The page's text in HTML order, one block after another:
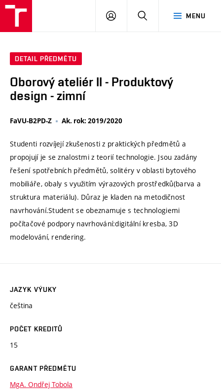
MENU
PŘIHLÁSIT
DETAIL PŘEDMĚTU
Oborový ateliér II - Produktový
design - zimní
FaVU-B2PD-Z Ak. rok: 2019/2020
Studenti rozvíjejí zkušenosti z praktických předmětů a
propojují je se znalostmi z teorií technologie. Jsou zadány
řešení spotřebních předmětů, solitéry v oblasti bytového
mobiliáře, obaly s využitím výrazových prostředků(barva a
struktura materiálu). Důraz je kladen na metodičnost
navrhování.Student se obeznamuje s technologiemi
počítačové podpory navrhování:digitální kresba, 3D
modelování, rendering.
JAZYK VÝUKY
čeština
POČET KREDITŮ
15
GARANT PŘEDMĚTU
MgA. Ondřej Tobola